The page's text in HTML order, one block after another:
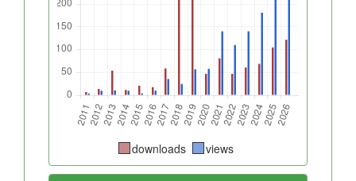
downloads views